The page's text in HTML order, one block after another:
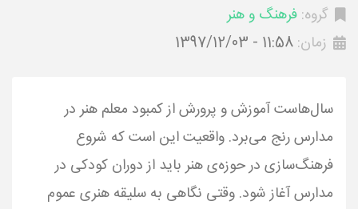
گروه: فرهنگ و هنر
زمان: 1397/12/03 - 11:58
سال‌هاست آموزش و پرورش از کمبود معلم هنر در
مدارس رنج می‌برد. واقعیت این است که شروع
فرهنگ‌سازی در حوزه‌ی هنر باید از دوران کودکی در
مدارس آغاز شود. وقتی نگاهی به سلیقه هنری عموم